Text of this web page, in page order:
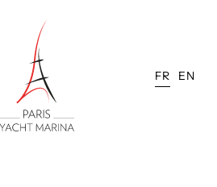
FR EN